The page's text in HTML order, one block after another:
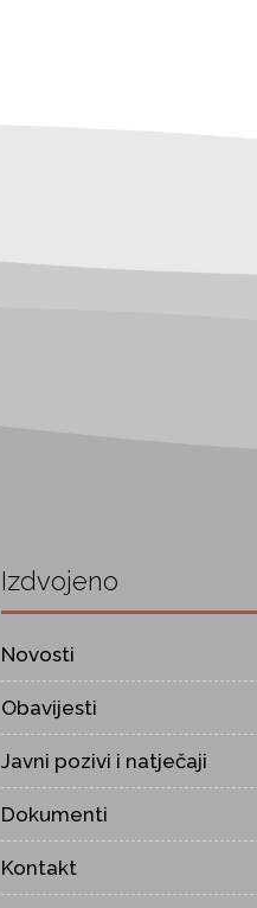
Izdvojeno
Novosti
Obavijesti
Javni pozivi i natječaji
Dokumenti
Kontakt